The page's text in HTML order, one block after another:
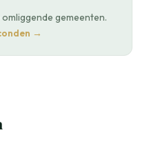
gemeenten.
→